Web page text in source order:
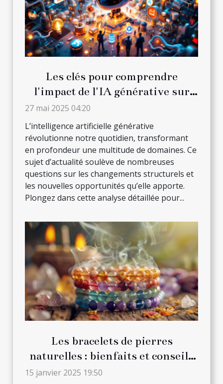
Les clés pour comprendre
l'impact de l'IA générative sur
divers secteurs
27 mai 2025 04:20
L’intelligence artificielle générative
révolutionne notre quotidien, transformant
en profondeur une multitude de domaines. Ce
sujet d’actualité soulève de nombreuses
questions sur les changements structurels et
les nouvelles opportunités qu’elle apporte.
Plongez dans cette analyse détaillée pour...
Les bracelets de pierres
naturelles : bienfaits et conseils
de port quotidien
15 janvier 2025 19:50